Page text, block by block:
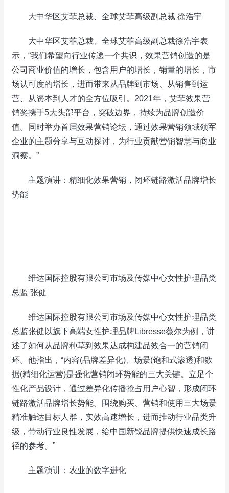
大中华区艾菲总裁、全球艾菲高级副总裁 徐浩宇
大中华区艾菲总裁、全球艾菲高级副总裁徐浩宇表
示，“我们希望向行业传递一个共识，效果营销创造的是
公司商业价值的增长，包含用户的增长，销量的增长，市
场认可度的增长，进而带来从品牌到市场、从销售到运
营、从资本到人才的全方位吸引。2021年，艾菲效果营
销奖携手5大头部平台，突破边界，持续为品牌创造价
值。同时举办首届效果营销论坛，通过效果营销领域领军
企业的主题分享与互动探讨，为行业贡献营销智慧与商业
洞察。”
主题演讲：精细化效果营销，闭环链路激活品牌增长
势能
维达国际控股有限公司市场及传媒中心女性护理品类
总监 张健
维达国际控股有限公司市场及传媒中心女性护理品类
总监张健以旗下高端女性护理品牌Libresse薇尔为例，讲
述了如何从品牌种草到效果达成构建品效合一的营销闭
环。他指出，“内容(品牌差异化)、场景(饱和式渗透)和数
据(精细化运营)是强化营销闭环势能的三大关键。立足个
性化产品设计，通过差异化传播抢占用户心智，形成闭环
链路激活品牌增长势能。围绕购买、营销和使用三大场景
精准触达目标人群，实效高速增长，进而推动行业品类升
级，带动行业良性发展，给中国新锐品牌提供快速成长路
径的参考。”
主题演讲：农业的数字进化